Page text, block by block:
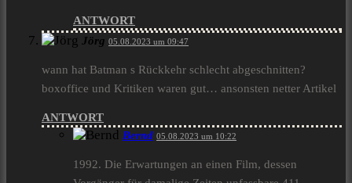
ANTWORT
Jörg 05.08.2023 um 09:47
wann hat Batman s Rückkehr schlecht abgeschnitten?
boxoffice und Kritiken waren gut… ansonsten netter Artikel
ANTWORT
Bernd 05.08.2023 um 10:22
1992. Die Erwartungen an einen Film, dessen